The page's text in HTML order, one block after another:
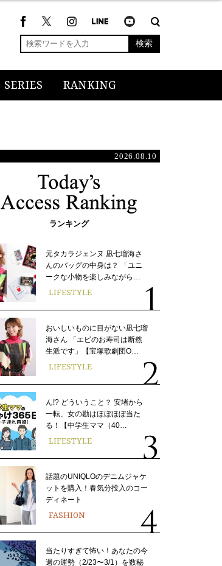
検索
SERIES RANKING
2026.08.10
ランキング
元タカラジェンヌ 凪七瑠海さ
んのバッグの中身は？ 「ユニ
ークな小物を楽しみながら…
LIFESTYLE
おいしいものに目がない凪七瑠
海さん 「エビのお寿司は断然
生派です」【宝塚歌劇団O…
LIFESTYLE
ん!? どういうこと？ 安堵から
一転、女の勘はほぼほぼ当た
る！【中学生ママ（40…
LIFESTYLE
話題のUNIQLOのデニムジャケ
ットを購入！春気分投入のコー
ディネート
FASHION
当たりすぎて怖い！あなたの今
週の運勢（2/23〜3/1）を数秘